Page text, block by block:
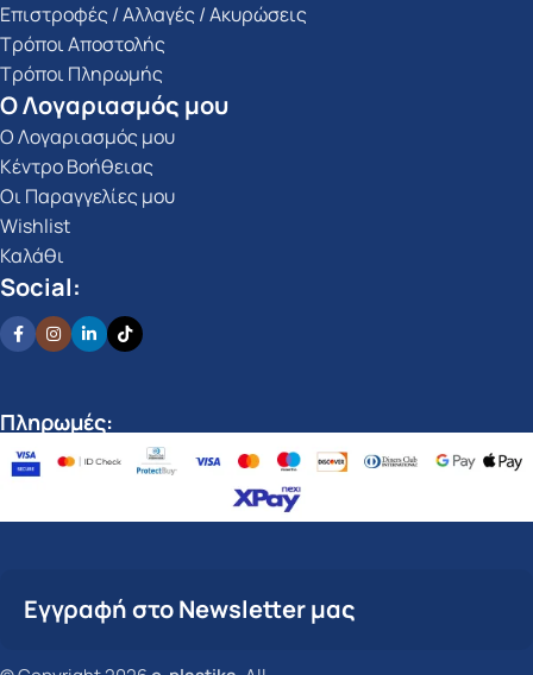
Επιστροφές / Αλλαγές / Ακυρώσεις
Τρόποι Αποστολής
Τρόποι Πληρωμής
Ο Λογαριασμός μου
Ο Λογαριασμός μου
Κέντρο Βοήθειας
Οι Παραγγελίες μου
Wishlist
Καλάθι
Social:
Πληρωμές:
Εγγραφή στο Newsletter μας